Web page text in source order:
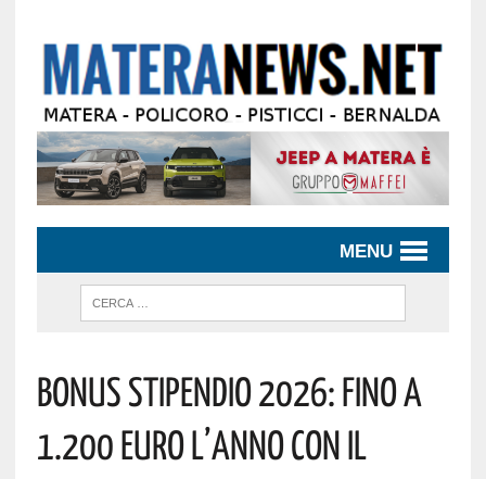
MENU
Bonus Stipendio 2026: Fino A
1.200 Euro L’anno Con Il